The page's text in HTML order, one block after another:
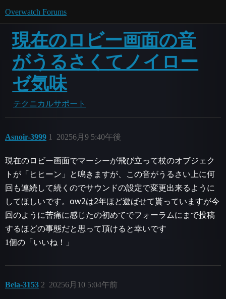
Overwatch Forums
現在のロビー画面の音
がうるさくてノイロー
ゼ気味
テクニカルサポート
Asnoir-3999 20256月9 5:40午後
1
現在のロビー画面でマーシーが飛び立って杖のオブジェク
トが「ヒヒーン」と鳴きますが、この音がうるさい上に何
回も連続して続くのでサウンドの設定で変更出来るように
してほしいです。ow2は2年ほど遊ばせて貰っていますが今
回のように苦痛に感じたの初めてでフォーラムにまで投稿
するほどの事態だと思って頂けると幸いです
1個の「いいね！」
Bela-3153 20256月10 5:04午前
2